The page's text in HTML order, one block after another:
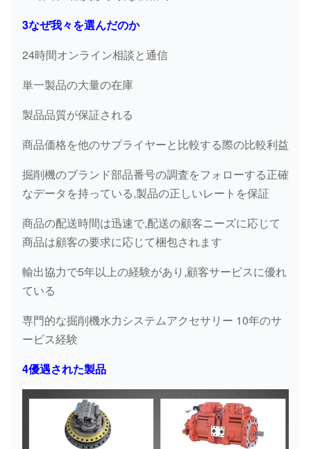
3なぜ我々を選んだのか
24時間オンライン相談と通信
単一製品の大量の在庫
製品品質が保証される
商品価格を他のサプライヤーと比較する際の比較利益
掘削機のブランド部品番号の調査をフォローする正確
なデータを持っている,製品の正しいレートを保証
商品の配送時間は迅速で,配送の顧客ニーズに応じて
商品は顧客の要求に応じて梱包されます
輸出協力で5年以上の経験があり,顧客サービスに優れ
ている
専門的な掘削機水力システムアクセサリー 10年のサ
ービス経験
4優遇された製品